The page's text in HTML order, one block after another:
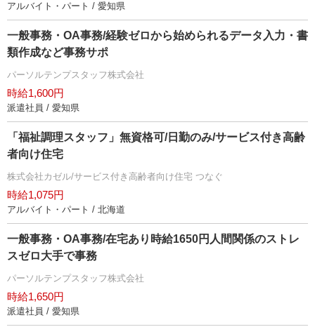
アルバイト・パート / 愛知県
一般事務・OA事務/経験ゼロから始められるデータ入力・書
類作成など事務サポ
パーソルテンプスタッフ株式会社
時給1,600円
派遣社員 / 愛知県
「福祉調理スタッフ」無資格可/日勤のみ/サービス付き高齢
者向け住宅
株式会社カゼル/サービス付き高齢者向け住宅 つなぐ
時給1,075円
アルバイト・パート / 北海道
一般事務・OA事務/在宅あり時給1650円人間関係のストレ
スゼロ大手で事務
パーソルテンプスタッフ株式会社
時給1,650円
派遣社員 / 愛知県